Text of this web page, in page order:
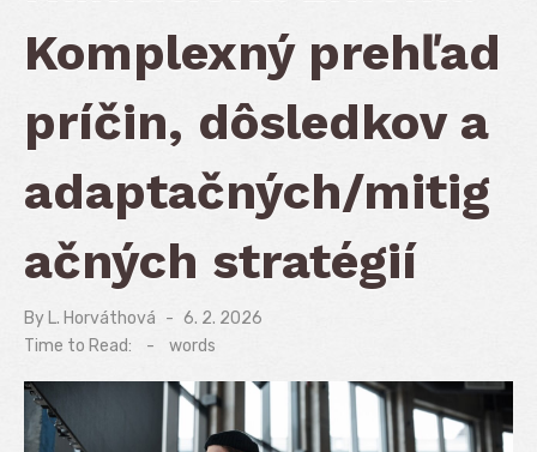
Komplexný prehľad
príčin, dôsledkov a
adaptačných/mitig
ačných stratégií
By L. Horváthová
Posted
on
6. 2. 2026
Time to Read:
- words